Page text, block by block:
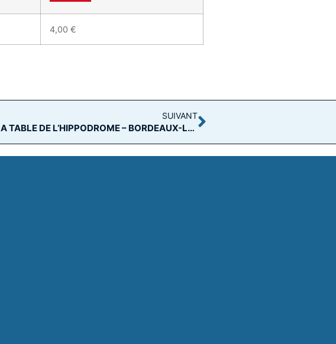
4,00 €
SUIVANT
R4C2 – ARRIVÉE PMU PRIX LA TABLE DE L’HIPPODROME – BORDEAUX-LE BOUSCAT